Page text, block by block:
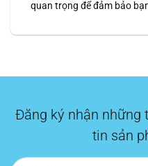
quan trọng để đảm bảo
cầu sử dụng, bao gồm
Đăng ký nhận những
tin sản